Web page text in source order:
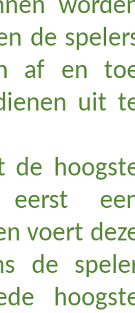
de
af en
uit
de
voert
de